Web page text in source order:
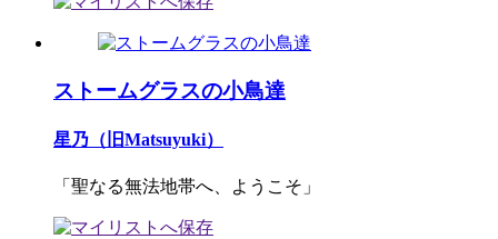
ストームグラスの小鳥達
星乃（旧Matsuyuki）
「聖なる無法地帯へ、ようこそ」